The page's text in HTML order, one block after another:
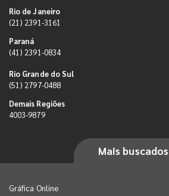
Rio de Janeiro
(21) 2391-3161
Paraná
(41) 2391-0834
Rio Grande do Sul
(51) 2797-0488
Demais Regiões
4003-9879
Mais buscados
Gráfica Online